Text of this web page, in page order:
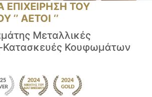
ΕΠΙΧΕΙΡΗΣΗ ΤΟΥ
ΑΕΤΟΙ ‘’
Μεταλλικές
Κατασκευές Κουφωμάτων